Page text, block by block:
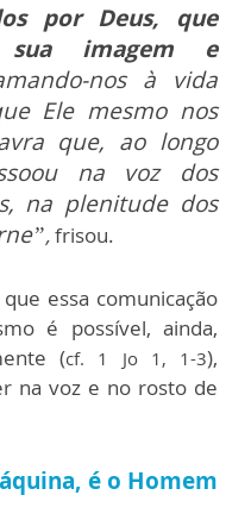
por Deus, que
imagem e
nos à vida
Ele mesmo nos
que, ao longo
na voz dos
na plenitude dos
,frisou.
essa comunicação
é possível, ainda,
(cf. 1 Jo 1, 1-3),
na voz e no rosto de
é o Homem